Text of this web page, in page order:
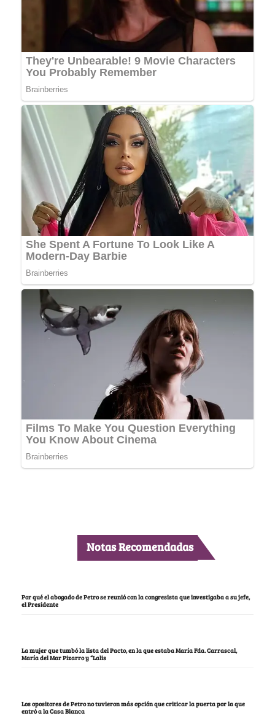
Notas Recomendadas
Por qué el abogado de Petro se reunió con la congresista que investigaba a su jefe,
el Presidente
La mujer que tumbó la lista del Pacto, en la que estaba María Fda. Carrascal,
María del Mar Pizarro y “Lalis
Los opositores de Petro no tuvieron más opción que criticar la puerta por la que
entró a la Casa Blanca